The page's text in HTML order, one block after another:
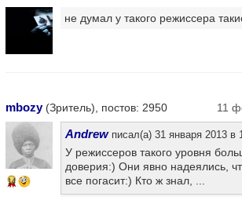
не думал у такого режиссера
mbozy(Зритель), постов: 2950 11
14
Andrewписал(а) 31 января 2013 в
У режиссеров такого уровня
доверия:) Они явно надеялись,
все погасит:) Кто ж знал, ...